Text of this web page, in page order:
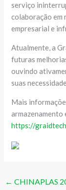
serviço
colaboração em
empresarial e
Atualmente, a
futuras
ouvindo
suas
Mais
armazenamento
https://
← CHINAPLAS